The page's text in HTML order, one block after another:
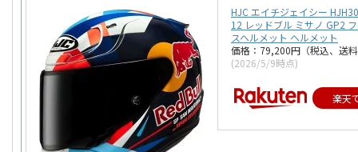
HJC エイチジェイシー
12 レッドブル ミサノ GP2
スヘルメット ヘルメット
価格：79,200円（税込、送
(2026/5/9時点)
楽天